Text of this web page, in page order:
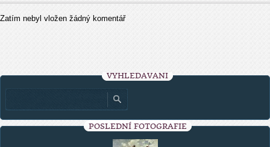
Zatím nebyl vložen žádný komentář
VYHLEDÁVÁNÍ
POSLEDNÍ FOTOGRAFIE